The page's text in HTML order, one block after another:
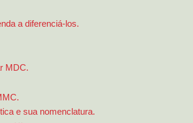
a diferenciá-los.
MDC.
e sua nomenclatura.